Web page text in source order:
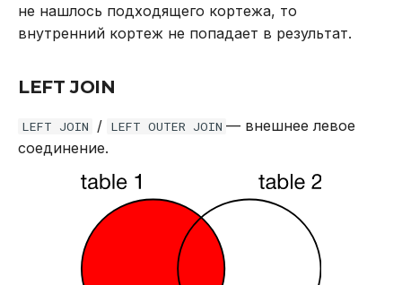
не нашлось подходящего кортежа, то
внутренний кортеж не попадает в результат.
LEFT JOIN
LEFT JOIN / LEFT OUTER JOIN — внешнее левое
соединение.